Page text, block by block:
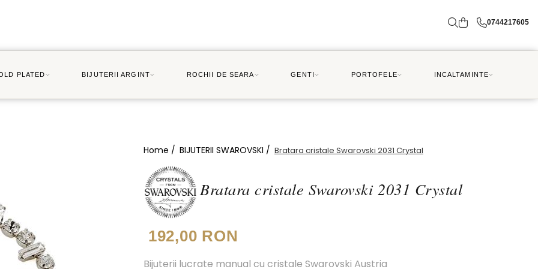
0744217605
PLATED BIJUTERII ARGINT ROCHII DE SEARA GENTI PORTOFELE INCALTAMINTE
Home / BIJUTERII SWAROVSKI / Bratara cristale Swarovski 2031 Crystal
Bratara cristale Swarovski 2031 Crystal
192,00 RON
Bijuterii lucrate manual cu cristale Swarovski Austria